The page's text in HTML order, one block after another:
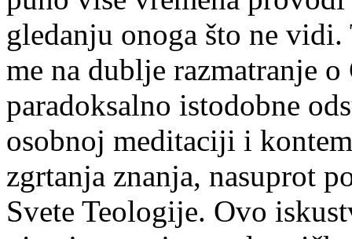
gledanju onoga što ne
me na dublje razmatranje
paradoksalno istodobne
osobnoj meditaciji i
zgrtanja znanja, nasuprot
Svete Teologije. Ovo